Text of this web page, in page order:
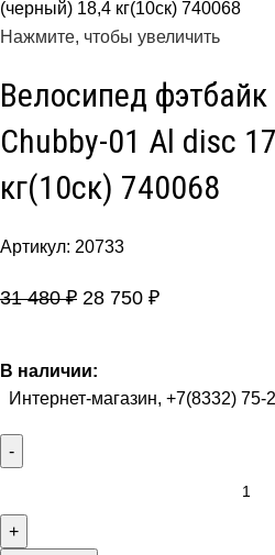
Нажмите, чтобы увеличить
Велосипед фэтбайк
Chubby-01 Al disc
кг(10cк) 740068
Артикул: 20733
31 480₽ 28 750 ₽
В наличии:
Интернет-магазин, +7(8332) 75-